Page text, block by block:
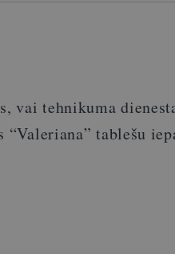
vai tehnikuma
tablešu